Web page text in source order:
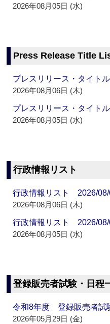
2026年08月05日 (水)
Press Release Title
プレスリリース・タイト
2026年08月06日 (木)
プレスリリース・タイト
2026年08月05日 (水)
行政情報リスト
行政情報リスト 2026/
2026年08月06日 (木)
行政情報リスト 2026/
2026年08月05日 (水)
登録販売者試験・日程
令和8年度 登録販売者
2026年05月29日 (金)